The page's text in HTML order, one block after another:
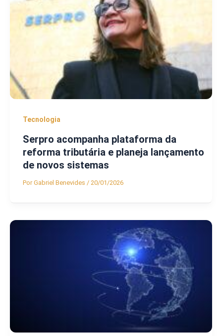
Tecnologia
Serpro acompanha plataforma da
reforma tributária e planeja lançamento
de novos sistemas
PorGabriel Benevides / 20/01/2026